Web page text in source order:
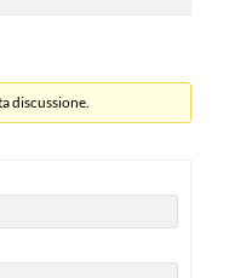
discussione.